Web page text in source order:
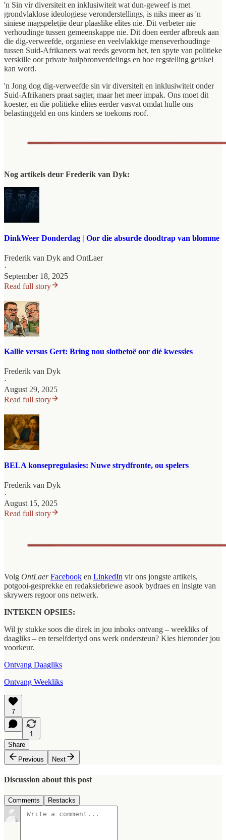
'n Sin vir diversiteit en inklusiwiteit wat dun-geweef is met
grondvlaklose ideologiese veronderstellings, is niks meer as 'n
siniese magspeletjie deur plaaslike elites nie. Dit verbeter nie
verhoudinge tussen gemeenskappe nie. Dit doen eerder afbreuk aan
die dig-verweefde, organiese en veelvlakkige menseverhoudinge
tussen Suid-Afrikaners wat reeds gevorm het, ten spyte van politieke
verskille oor private hulpbronverdelings en hoe regstelling getakel
kan word.
'n Jong dog dig-verweefde sin vir diversiteit en inklusiwiteit onder
Suid-Afrikaners praat sagter, maar het meer impak. Ons moet dit
koester, en die politieke elites eerder vasvat omdat hulle ons
belastinggeld en ons kinders se toekoms roof.
Nog artikels deur Frederik van Dyk:
DinkWeer Donderdag | Oor die absurde doodtrap van blomme
Frederik van Dyk and OntLaer
·
September 18, 2025
Read full story
Kallie versus Gert: Bring nou slotbetoë oor dié kwessies
Frederik van Dyk
·
August 29, 2025
Read full story
BELA konsepregulasies: Nuwe strydfronte, ou spelers
Frederik van Dyk
·
August 15, 2025
Read full story
Volg OntLaer Facebook en LinkedIn vir ons jongste artikels,
potgooi-gesprekke en redaksiebriewe asook bydraes en insigte van
skrywers regoor ons netwerk.
INTEKEN OPSIES:
Wil jy stukke soos die direk in jou inboks ontvang – weekliks of
daagliks – en terselfdertyd ons werk ondersteun? Kies hieronder jou
voorkeur.
Ontvang Daagliks
Ontvang Weekliks
7
1
Share
Previous
Next
Discussion about this post
Comments Restacks